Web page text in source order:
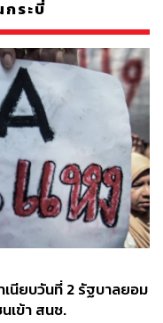
กระบี่
นียบวันที่ 2 รัฐบาลยอม
เข้า สนช.